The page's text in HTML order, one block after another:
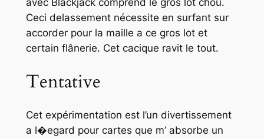
Ceci delassement nécessite en surfant sur
accorder pour la maille a ce gros lot et
certain flânerie. Cet cacique ravit le tout.
Tentative
Cet expérimentation est l’un divertissement
a l�egard pour cartes que m’ absorbe un